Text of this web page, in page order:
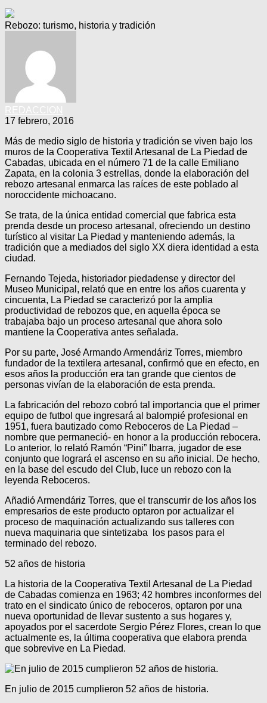
Rebozo: turismo, historia y tradición
17 febrero, 2016
Más de medio siglo de historia y tradición se viven bajo los
muros de la Cooperativa Textil Artesanal de La Piedad de
Cabadas, ubicada en el número 71 de la calle Emiliano
Zapata, en la colonia 3 estrellas, donde la elaboración del
rebozo artesanal enmarca las raíces de este poblado al
noroccidente michoacano.
Se trata, de la única entidad comercial que fabrica esta
prenda desde un proceso artesanal, ofreciendo un destino
turístico al visitar La Piedad y manteniendo además, la
tradición que a mediados del siglo XX diera identidad a esta
ciudad.
Fernando Tejeda, historiador piedadense y director del
Museo Municipal, relató que en entre los años cuarenta y
cincuenta, La Piedad se caracterizó por la amplia
productividad de rebozos que, en aquella época se
trabajaba bajo un proceso artesanal que ahora solo
mantiene la Cooperativa antes señalada.
Por su parte, José Armando Armendáriz Torres, miembro
fundador de la textilera artesanal, confirmó que en efecto, en
esos años la producción era tan grande que cientos de
personas vivían de la elaboración de esta prenda.
La fabricación del rebozo cobró tal importancia que el primer
equipo de futbol que ingresará al balompié profesional en
1951, fuera bautizado como Reboceros de La Piedad –
nombre que permaneció- en honor a la producción rebocera.
Lo anterior, lo relató Ramón “Pini” Ibarra, jugador de ese
conjunto que logrará el ascenso en su año inicial. De hecho,
en la base del escudo del Club, luce un rebozo con la
leyenda Reboceros.
Añadió Armendáriz Torres, que el transcurrir de los años los
empresarios de este producto optaron por actualizar el
proceso de maquinación actualizando sus talleres con
nueva maquinaria que sintetizaba los pasos para el
terminado del rebozo.
52 años de historia
La historia de la Cooperativa Textil Artesanal de La Piedad
de Cabadas comienza en 1963; 42 hombres inconformes del
trato en el sindicato único de reboceros, optaron por una
nueva oportunidad de llevar sustento a sus hogares y,
apoyados por el sacerdote Sergio Pérez Flores, crean lo que
actualmente es, la última cooperativa que elabora prenda
que sobrevive en La Piedad.
En julio de 2015 cumplieron 52 años de historia.